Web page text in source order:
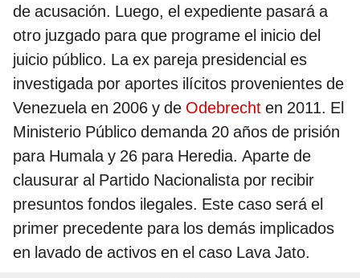
de acusación. Luego, el expediente pasará a
otro juzgado para que programe el inicio del
juicio público. La ex pareja presidencial es
investigada por aportes ilícitos provenientes de
Venezuela en 2006 y de Odebrecht en 2011. El
Ministerio Público demanda 20 años de prisión
para Humala y 26 para Heredia. Aparte de
clausurar al Partido Nacionalista por recibir
presuntos fondos ilegales. Este caso será el
primer precedente para los demás implicados
en lavado de activos en el caso Lava Jato.